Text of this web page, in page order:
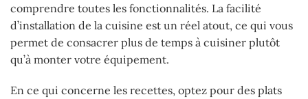
comprendre toutes les fonctionnalités. La facilité
d’installation de la cuisine est un réel atout, ce qui vous
permet de consacrer plus de temps à cuisiner plutôt
qu’à monter votre équipement.
En ce qui concerne les recettes, optez pour des plats